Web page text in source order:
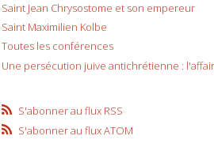
Saint Jean Chrysostome et son empereur
Saint Maximilien Kolbe
Toutes les conférences
Une persécution juive antichrétienne :
S'abonner au flux RSS
S'abonner au flux ATOM